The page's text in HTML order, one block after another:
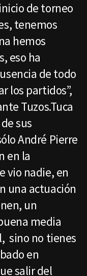
de torneo
tenemos
hemos
eso ha
de todo
los partidos”,
Tuzos.Tuca
sus
André Pierre
en la
vio nadie, en
una actuación
un
media
sino no tienes
en
salir del